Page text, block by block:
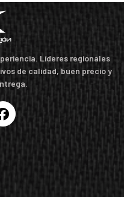
Líderes regionales
de calidad, buen precio y